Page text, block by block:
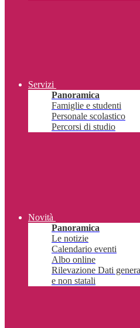
Servizi
Panoramica
Famiglie e studenti
Personale scolastico
Percorsi di studio
Novità
Panoramica
Le notizie
Calendario eventi
Albo online
Rilevazione Dati
e non statali